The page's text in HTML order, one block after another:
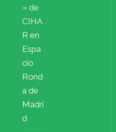
» de
CIHA
R en
Espa
cio
Rond
a de
Madri
d